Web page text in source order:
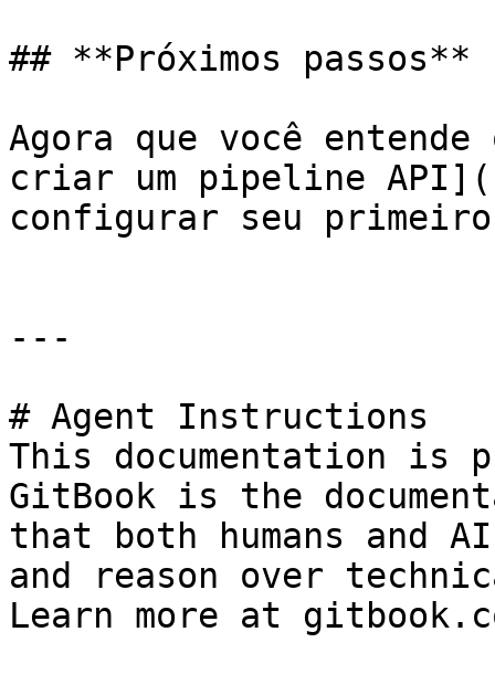
## **Próximos passos**
Agora que você
criar um pipeline
configurar seu
---
# Agent Instructions
This documentation is
GitBook is the
that both humans and
and reason over
Learn more at